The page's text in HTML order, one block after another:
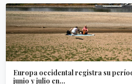
Europa occidental registra su
junio y julio en...